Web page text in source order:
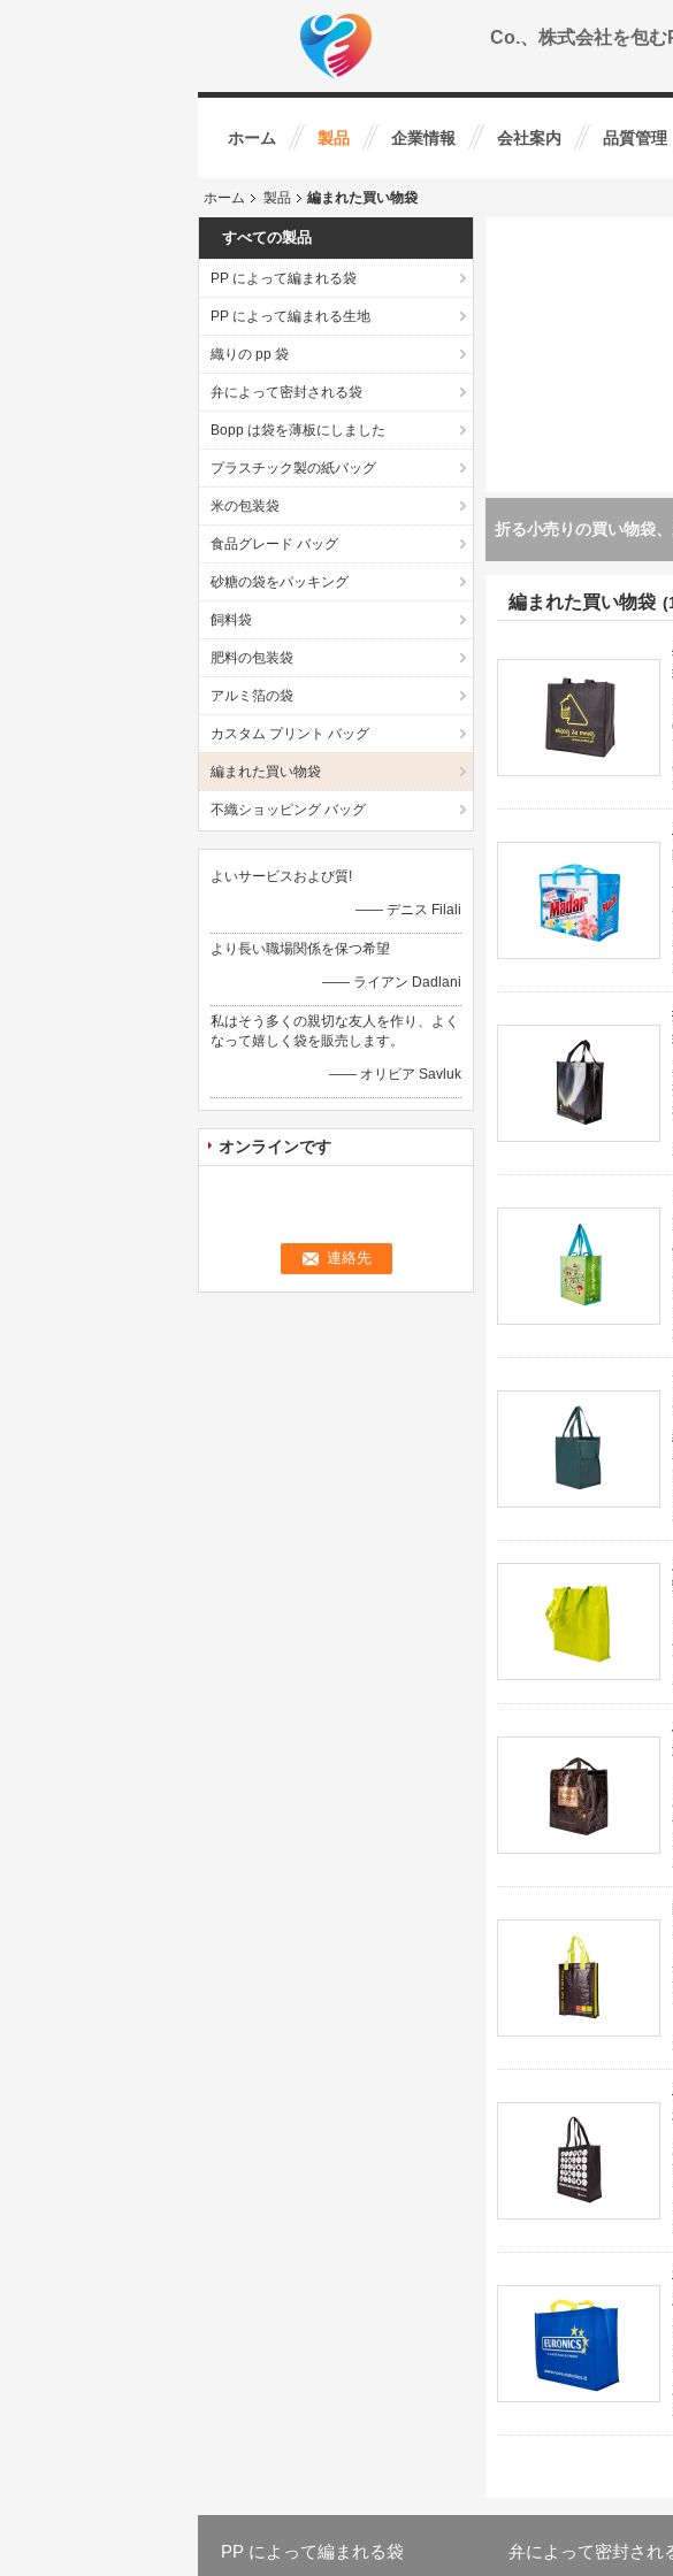
Co.、株式会社を包む
ホーム 製品 企業情報 会社案内 品質管理
ホーム 製品 編まれた買い物袋
すべての製品
PP によって編まれる袋
PP によって編まれる生地
織りの pp 袋
弁によって密封される袋
Bopp は袋を薄板にしました
プラスチック製の紙バッグ
米の包装袋
食品グレード バッグ
砂糖の袋をパッキング
飼料袋
肥料の包装袋
アルミ箔の袋
カスタム プリント バッグ
編まれた買い物袋
不織ショッピング バッグ
よいサービスおよび質!
—— デニス Filali
より長い職場関係を保つ希望
—— ライアン Dadlani
私はそう多くの親切な友人を作り、よく
なって嬉しく袋を販売します。
—— オリビア Savluk
オンラインです
アルミ ホイル非編まれ
編まれた買い物袋
PP によって編まれる袋 弁によって密封され